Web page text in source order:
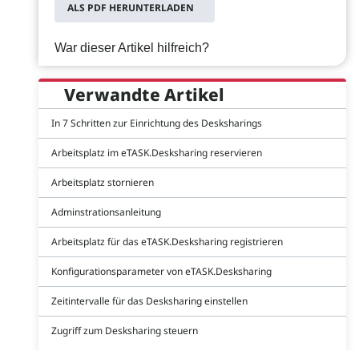
ALS PDF HERUNTERLADEN
War dieser Artikel hilfreich?
Verwandte Artikel
In 7 Schritten zur Einrichtung des Desksharings
Arbeitsplatz im eTASK.Desksharing reservieren
Arbeitsplatz stornieren
Adminstrationsanleitung
Arbeitsplatz für das eTASK.Desksharing registrieren
Konfigurationsparameter von eTASK.Desksharing
Zeitintervalle für das Desksharing einstellen
Zugriff zum Desksharing steuern